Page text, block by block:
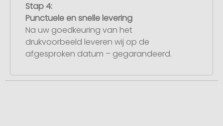
Stap 4:
Punctuele en snelle levering
Na uw goedkeuring van het
drukvoorbeeld leveren wij op de
afgesproken datum – gegarandeerd.